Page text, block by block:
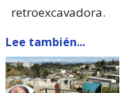
retroexcavadora.
Lee también...